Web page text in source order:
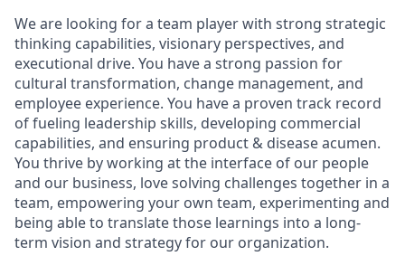
We are looking for a team player with strong strategic
thinking capabilities, visionary perspectives, and
executional drive. You have a strong passion for
cultural transformation, change management, and
employee experience. You have a proven track record
of fueling leadership skills, developing commercial
capabilities, and ensuring product & disease acumen.
You thrive by working at the interface of our people
and our business, love solving challenges together in a
team, empowering your own team, experimenting and
being able to translate those learnings into a long-
term vision and strategy for our organization.